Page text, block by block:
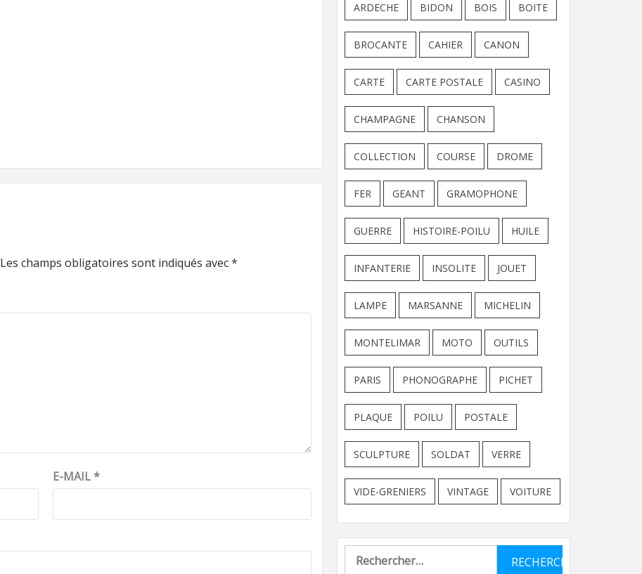
Les champs obligatoires sont indiqués avec*
E-MAIL*
ARDECHE BIDON BOIS BOITE
BROCANTE CAHIER CANON
CARTE CARTE POSTALE CASINO
CHAMPAGNE CHANSON
COLLECTION COURSE DROME
FER GEANT GRAMOPHONE
GUERRE HISTOIRE-POILU HUILE
INFANTERIE INSOLITE JOUET
LAMPE MARSANNE MICHELIN
MONTELIMAR MOTO OUTILS
PARIS PHONOGRAPHE PICHET
PLAQUE POILU POSTALE
SCULPTURE SOLDAT VERRE
VIDE-GRENIERS VINTAGE VOITURE
Rechercher :